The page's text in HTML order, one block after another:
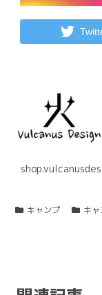
キャンプ キ